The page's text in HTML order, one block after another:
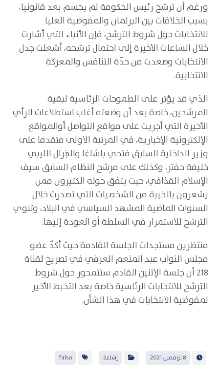
ورغم أن ترشح رئيس الحكومة لم يحسم بعد قانونيا،
بسبب الخلافات بين البرلمان والمفوضية العليا
للانتخابات حول شروط الترشح، فإن الأنباء التي أشارت
خلال الساعات الأخيرة إلى احتمال ترشحه، أشعلت جدل
الانتخابات وصعدت من حدّة التنافس والمعركة
الانتخابية.
الذي قد يؤثر على الطموحات الرئاسية لبقية
المرشحين، خاصة بعد أن وضعته أغلب استطلاعات الرأي
الأخيرة التي أجريت على مواقع التواصل أوالمواقع
الإلكترونية الإخبارية، في المرتبة الأولى متقدما على
وزير الداخلية السابق فتحي باشاغا والجنرال الليبي
خليفة حفتر، وكذلك على مرشح النظام السابق سيف
الإسلام القذافي، حيث يتفق حوله الكثيرون ممن
يشعرون بالخيبة من الشخصيات التي تصدرت خلال
السنوات الماضية المشهد السياسي في البلاد، وتنوي
الترشح للاستمرار في السلطة أو العودة إليها.
منتظرين مستجدات الجلسة القادمة حيث أكدّ عضو
مجلس النواب عبد المنعم العرفي في تصريح لقناة
218 أن جلسة الإثنين القادم ستتمحور حول شروط
الترشح للانتخابات الرئاسية خاصة بعد التخبط الأخير
لمفوضية الانتخابات في هذا الشأن.
8 نوفمبر، 2021 إشاعة falso